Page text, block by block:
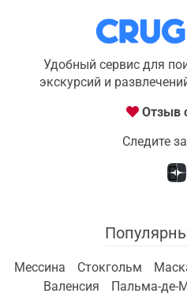
Удобный сервис для
экскурсий и
Отзыв
Следите
Мессина Стокгольм
Валенсия
Пальма-де-